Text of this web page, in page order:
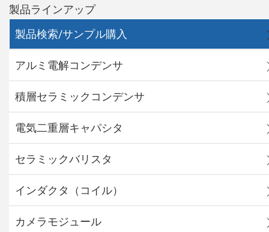
製品ラインアップ
製品検索/サンプル購入
アルミ電解コンデンサ
積層セラミックコンデンサ
電気二重層キャパシタ
セラミックバリスタ
インダクタ（コイル）
カメラモジュール